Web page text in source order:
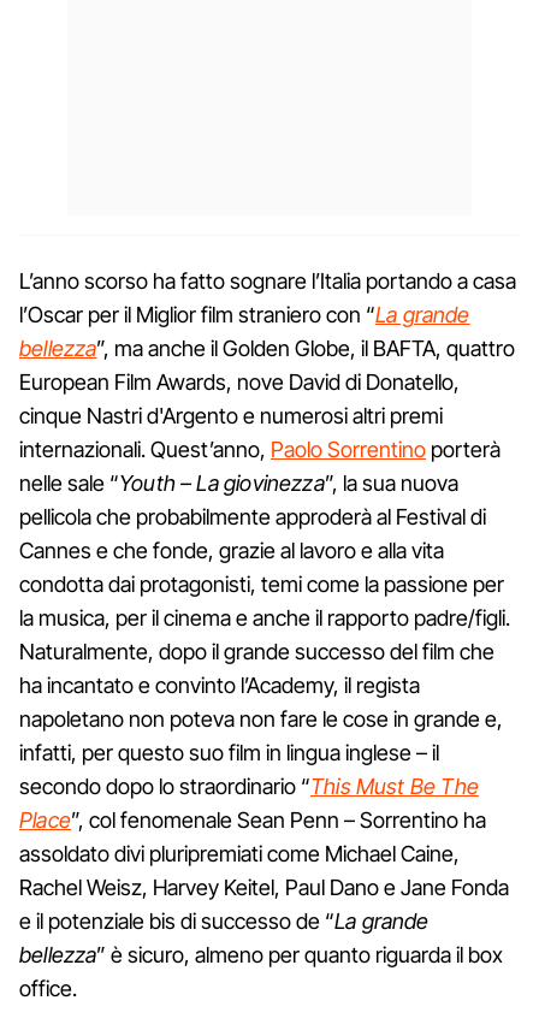
L’anno scorso ha fatto sognare l’Italia portando a casa
l’Oscar per il Miglior film straniero con “La grande
bellezza”, ma anche il Golden Globe, il BAFTA, quattro
European Film Awards, nove David di Donatello,
cinque Nastri d'Argento e numerosi altri premi
internazionali. Quest’anno, Paolo Sorrentino porterà
nelle sale “Youth – La giovinezza”, la sua nuova
pellicola che probabilmente approderà al Festival di
Cannes e che fonde, grazie al lavoro e alla vita
condotta dai protagonisti, temi come la passione per
la musica, per il cinema e anche il rapporto padre/figli.
Naturalmente, dopo il grande successo del film che
ha incantato e convinto l’Academy, il regista
napoletano non poteva non fare le cose in grande e,
infatti, per questo suo film in lingua inglese – il
secondo dopo lo straordinario “This Must Be The
Place”, col fenomenale Sean Penn – Sorrentino ha
assoldato divi pluripremiati come Michael Caine,
Rachel Weisz, Harvey Keitel, Paul Dano e Jane Fonda
e il potenziale bis di successo de “La grande
bellezza” è sicuro, almeno per quanto riguarda il box
office.